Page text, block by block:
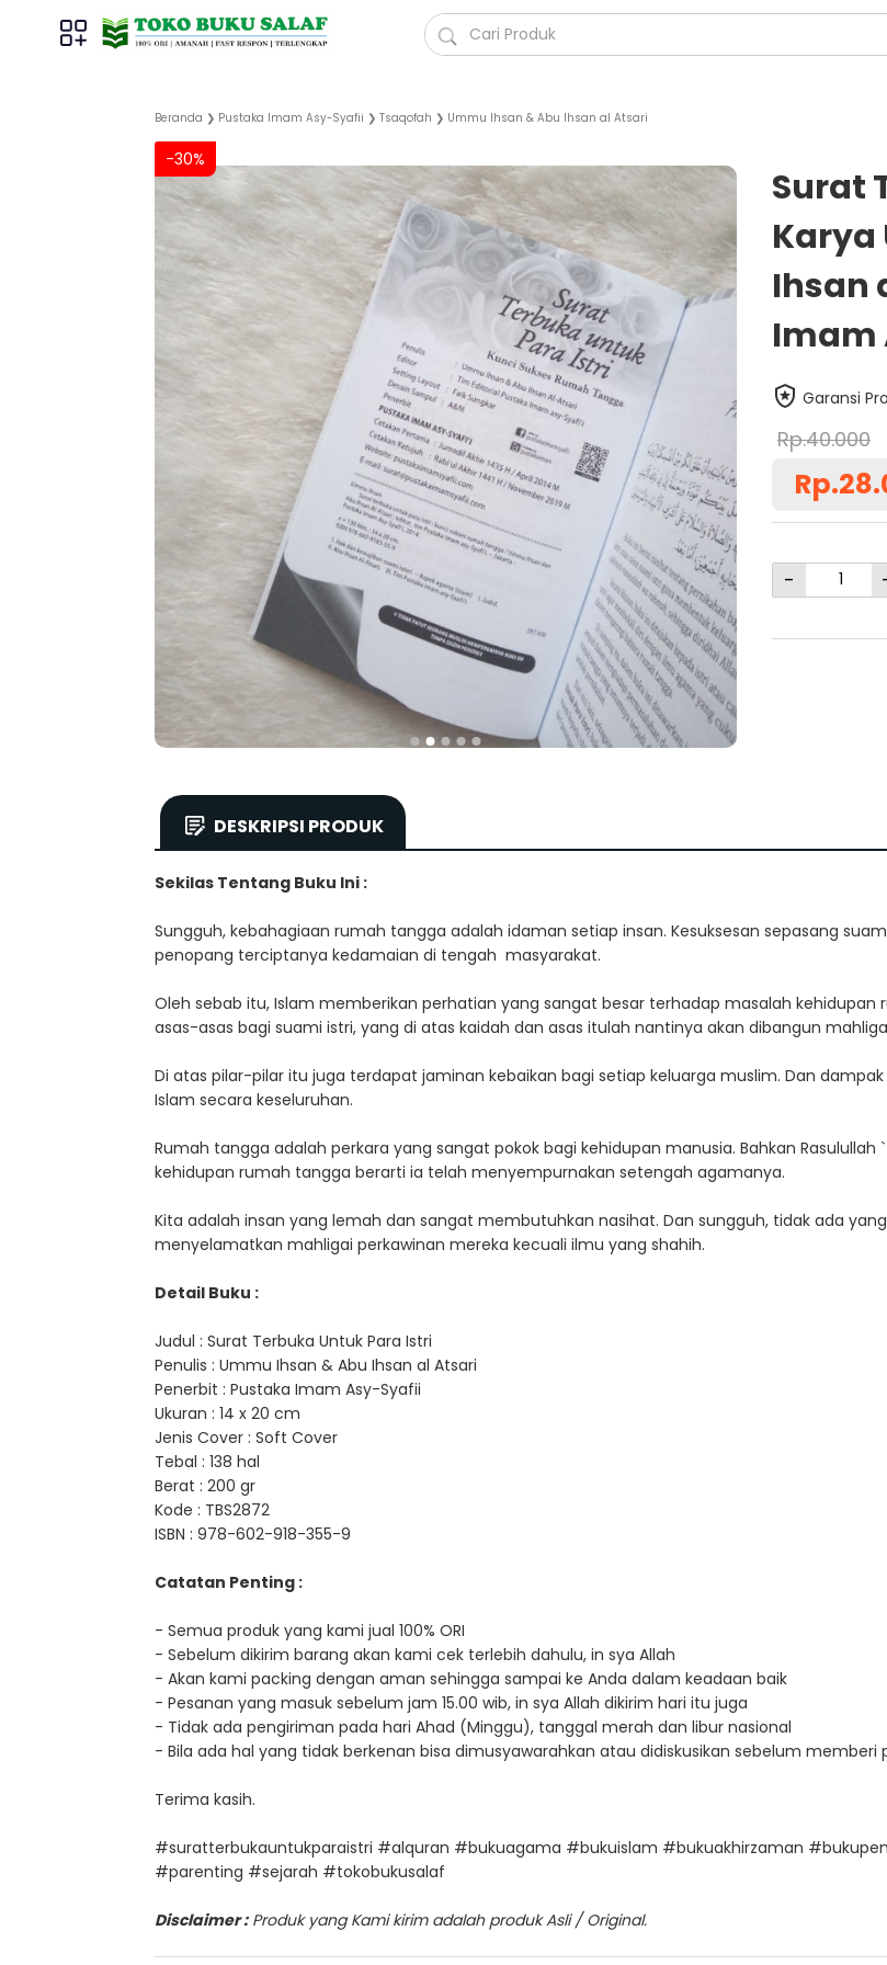
Beranda ❯ Pustaka Imam Asy-Syafii ❯ Tsaqofah ❯ Ummu Ihsan & Abu Ihsan al Atsari
-30%
Surat
Karya
Ihsan
Imam
Garansi
Rp.40.000
-
DESKRIPSI PRODUK
Sekilas Tentang Buku Ini :
Sungguh, kebahagiaan rumah tangga adalah idaman setiap insan. Kesuksesan sepasang
penopang terciptanya kedamaian di tengah masyarakat.
Oleh sebab itu, Islam memberikan perhatian yang sangat besar terhadap masalah
asas-asas bagi suami istri, yang di atas kaidah dan asas itulah nantinya akan dibangun
Di atas pilar-pilar itu juga terdapat jaminan kebaikan bagi setiap keluarga muslim. Dan
Islam secara keseluruhan.
Rumah tangga adalah perkara yang sangat pokok bagi kehidupan manusia. Bahkan
kehidupan rumah tangga berarti ia telah menyempurnakan setengah agamanya.
Kita adalah insan yang lemah dan sangat membutuhkan nasihat. Dan sungguh, tidak ada
menyelamatkan mahligai perkawinan mereka kecuali ilmu yang shahih.
Detail Buku :
Judul : Surat Terbuka Untuk Para Istri
Penulis : Ummu Ihsan & Abu Ihsan al Atsari
Penerbit : Pustaka Imam Asy-Syafii
Ukuran : 14 x 20 cm
Jenis Cover : Soft Cover
Tebal : 138 hal
Berat : 200 gr
Kode : TBS2872
ISBN : 978-602-918-355-9
Catatan Penting :
- Semua produk yang kami jual 100% ORI
- Sebelum dikirim barang akan kami cek terlebih dahulu, in sya Allah
- Akan kami packing dengan aman sehingga sampai ke Anda dalam keadaan baik
- Pesanan yang masuk sebelum jam 15.00 wib, in sya Allah dikirim hari itu juga
- Tidak ada pengiriman pada hari Ahad (Minggu), tanggal merah dan libur nasional
- Bila ada hal yang tidak berkenan bisa dimusyawarahkan atau didiskusikan sebelum memberi
Terima kasih.
#suratterbukauntukparaistri #alquran #bukuagama #bukuislam #bukuakhirzaman
#parenting #sejarah #tokobukusalaf
Disclaimer :Produk yang Kami kirim adalah produk Asli / Original.